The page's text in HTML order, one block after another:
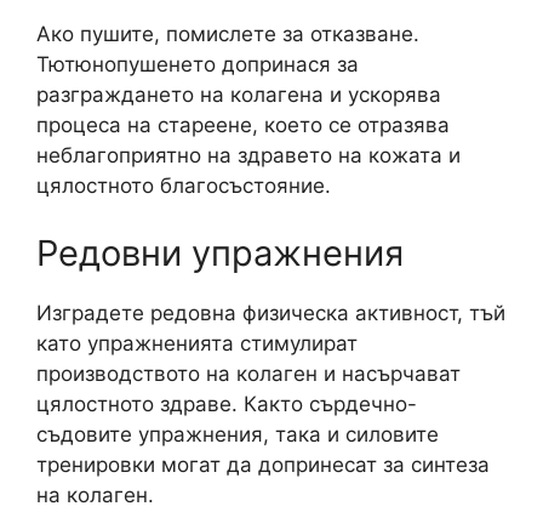
Ако пушите, помислете за отказване.
Тютюнопушенето допринася за
разграждането на колагена и ускорява
процеса на стареене, което се отразява
неблагоприятно на здравето на кожата и
цялостното благосъстояние.
Редовни упражнения
Изградете редовна физическа активност, тъй
като упражненията стимулират
производството на колаген и насърчават
цялостното здраве. Както сърдечно-
съдовите упражнения, така и силовите
тренировки могат да допринесат за синтеза
на колаген.